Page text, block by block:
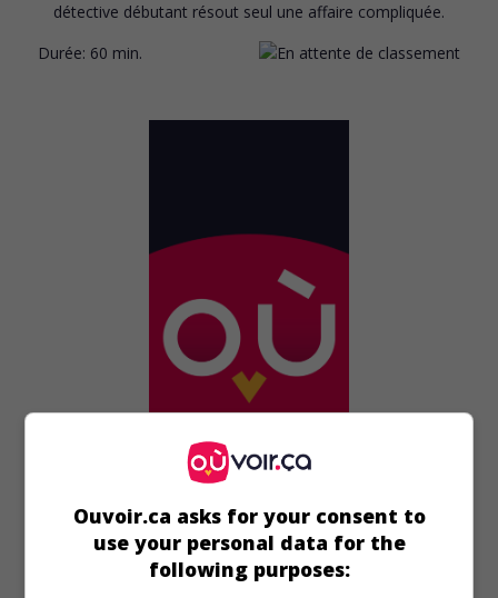
détective débutant résout seul une affaire compliquée.
Durée: 60 min.
au cinéma sur mes écrans
É.-U. 1972. Drame policierde Robert Day avec Glenn Ford
Gerald S. O'Loughlin,Tony Bill. Un shérif du Nouveau-
Mexique recherche un meurtrier venu de l'Est.
Ouvoir.ca asks for your consent to
use your personal data for the
following purposes: